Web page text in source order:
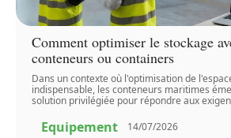
Comment optimiser le stockage
conteneurs ou containers
Dans un contexte où l'optimisation de
indispensable, les conteneurs maritimes
solution privilégiée pour répondre aux
Equipement 14/07/2026